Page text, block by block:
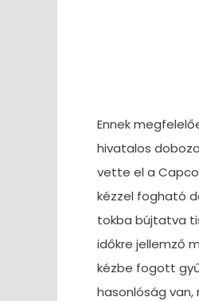
Ennek
hivatalos
vette el a
kézzel fogható
tokba bújtatva
időkre jellemző
kézbe fogott
hasonlóság van,